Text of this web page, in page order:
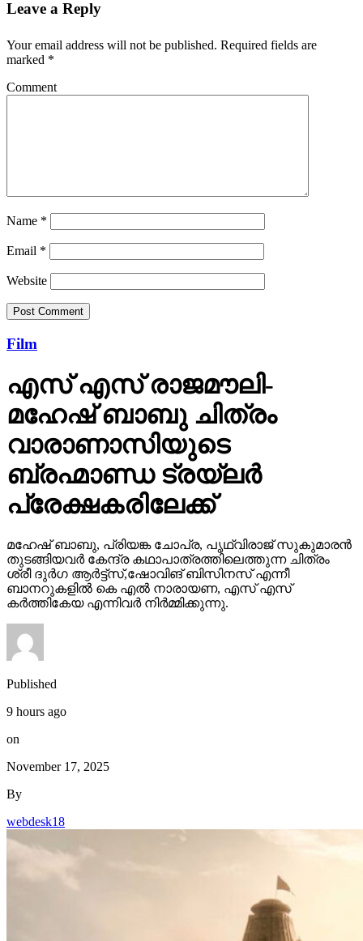
Comment
Name*
Email
Website
Film
മഹേഷ് ബാബു ചിത്രം
വാരാണാസിയുടെ
ബ്രഹ്മാണ്ഡ ട്രയ്ലർ
പ്രേക്ഷകരിലേക്ക്
തുടങ്ങിയവർ കേന്ദ്ര കഥാപാത്രത്തിലെത്തുന്ന ചിത്രം
ശ്രീ ദുർഗ ആർട്ട്സ്,ഷോവിങ് ബിസിനസ് എന്നീ
ബാനറുകളിൽ കെ എൽ നാരായണ, എസ് എസ്
കർത്തികേയ എന്നിവർ നിർമ്മിക്കുന്നു.
Published
9 hours ago
on
November 17, 2025
By
webdesk18